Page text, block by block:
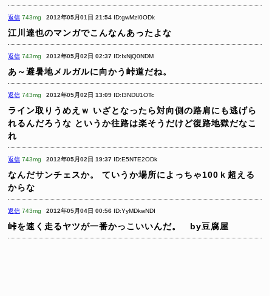
返信 743mg 2012年05月01日 21:54 ID:gwMzI0ODk
江川達也のマンガでこんなんあったよな
返信 743mg 2012年05月02日 02:37 ID:IxNjQ0NDM
あ～避暑地メルガルに向かう峠道だね。
返信 743mg 2012年05月02日 13:09 ID:I3NDU1OTc
ライン取りうめえｗ いざとなったら対向側の路肩にも逃げら
れるんだろうな というか往路は楽そうだけど復路地獄だなこ
れ
返信 743mg 2012年05月02日 19:37 ID:E5NTE2ODk
なんだサンチェスか。
ていうか場所によっちゃ100ｋ超える
からな
返信 743mg 2012年05月04日 00:56 ID:YyMDkwNDI
峠を速く走るヤツが一番かっこいいんだ。 by豆腐屋